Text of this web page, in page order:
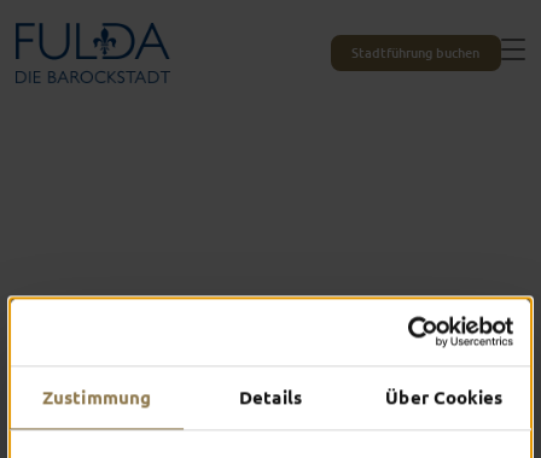
Zustimmung Details Über Cookies
Stadtführung buchen